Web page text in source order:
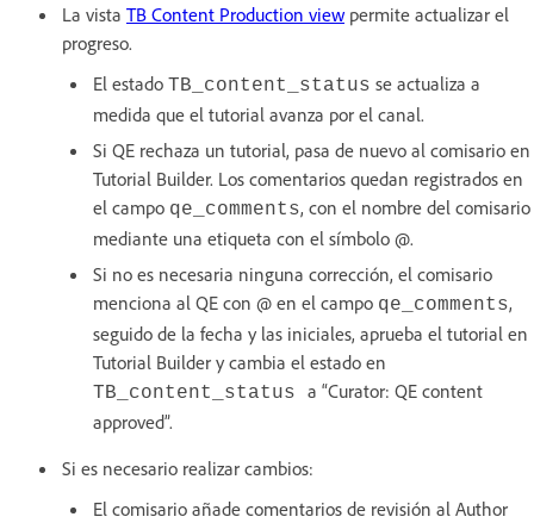
La vista TB Content Production view permite actualizar el
progreso.
El estado TB_content_status se actualiza a
medida que el tutorial avanza por el canal.
Si QE rechaza un tutorial, pasa de nuevo al comisario en
Tutorial Builder. Los comentarios quedan registrados en
el campo qe_comments, con el nombre del comisario
mediante una etiqueta con el símbolo @.
Si no es necesaria ninguna corrección, el comisario
menciona al QE con @ en el campo qe_comments,
seguido de la fecha y las iniciales, aprueba el tutorial en
Tutorial Builder y cambia el estado en
TB_content_status a “Curator: QE content
approved”.
Si es necesario realizar cambios:
El comisario añade comentarios de revisión al Author